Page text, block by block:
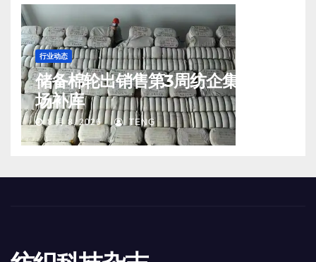
行业动态
储备棉轮出销售第3周纺企集中入
场补库
8 月 8, 2026 TENG